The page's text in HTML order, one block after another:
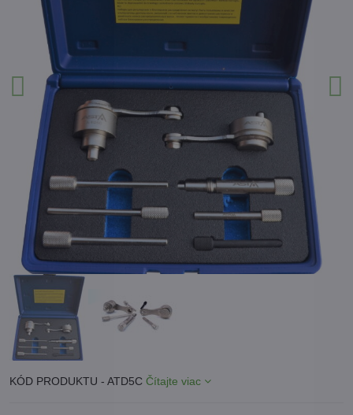
KÓD PRODUKTU - ATD5C Čítajte viac